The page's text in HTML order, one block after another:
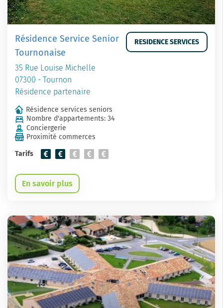
Résidence Service Senior
Tournonaise
35 Rue Louise Michelle
07300 - Tournon
Résidence partenaire
RESIDENCE SERVICES
Résidence services seniors
Nombre d'appartements: 34
Conciergerie
Proximité commerces
Tarifs
En savoir plus